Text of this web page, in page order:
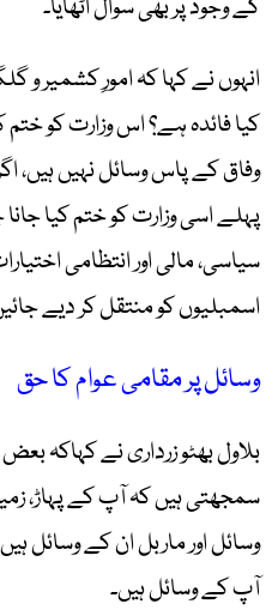
کے وجود پر بھی سوال اٹھایا۔
انہوں نے کہا کہ امورِ کشمیر و
کیا فائدہ ہے؟ اس وزارت کو ختم
وفاق کے پاس وسائل نہیں ہیں،
پہلے اسی وزارت کو ختم کیا
سیاسی، مالی اور انتظامی
اسمبلیوں کو منتقل کر دیے
وسائل پر مقامی عوام کا حق
بلاول بھٹو زرداری نے کہاکہ
سمجھتی ہیں کہ آپ کے پہاڑ،
وسائل اور ماربل ان کے وسائل
آپ کے وسائل ہیں۔